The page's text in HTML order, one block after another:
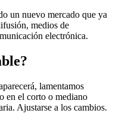
un nuevo mercado que ya
medios de
electrónica.
lamentamos
en el corto o mediano
Ajustarse a los cambios.